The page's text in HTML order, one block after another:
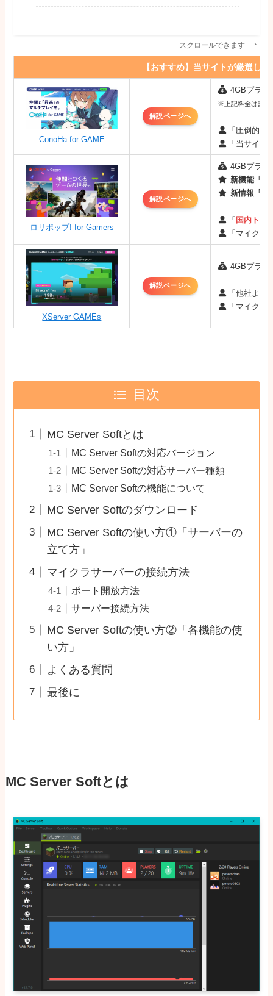
スクロールできます
【おすすめ】当サイトが厳選し
ConoHa for GAME
解説ページへ
4GBプラン
※上記料金は割引
「圧倒的な
「当サイト
ロリポップ! for Gamers
解説ページへ
4GBプラン
新機能「
新情報「最
「 国内トッ
「マイクラ
XServer GAMEs
解説ページへ
4GBプラン
「他社より
「マイクラ
目次
MC Server Softとは
MC Server Softの対応バージョン
MC Server Softの対応サーバー種類
MC Server Softの機能について
MC Server Softのダウンロード
MC Server Softの使い方①「サーバーの
立て方」
マイクラサーバーの接続方法
ポート開放方法
サーバー接続方法
MC Server Softの使い方②「各機能の使
い方」
よくある質問
最後に
MC Server Softとは